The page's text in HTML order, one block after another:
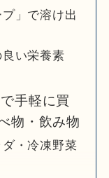
プ」で溶け出
い栄養素
手軽に買
物・飲み物
・冷凍野菜